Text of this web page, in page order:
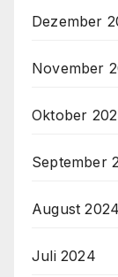
Dezember
November
Oktober
September
August 2024
Juli 2024